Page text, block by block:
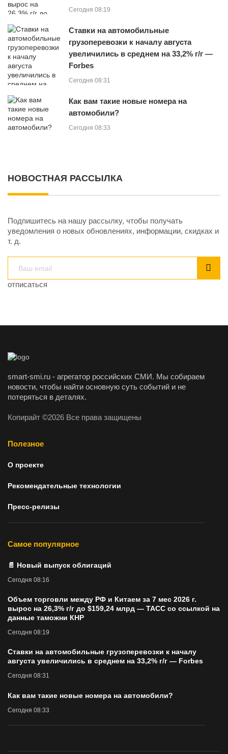
Сегодня 08:19
Cтавки на автомобильные
грузоперевозки к началу августа
увеличились в среднем на 33,2% г/г —
Forbes
Сегодня 08:31
Как вам такие новые номера на
автомобили?
Сегодня 08:33
НОВОСТНАЯ РАССЫЛКА
Подпишитесь на нашу рассылку, чтобы получать
уведомления о новых обновлениях, информации, скидках и
т. д.
отписаться
smart-smi.ru - агрегатор российских СМИ. Мы собираем
новости, чтобы найти основную суть событий и не
потеряться в деталях.
Копирайт ©2026 Все права защищены
Полезное
О проекте
Рекомендательные технологии
Пресс-релизы
Самое популярное
📄 Новый выпуск облигаций
Сегодня 08:16
Объем торговли между РФ и Китаем за 7 мес 2026 г.
вырос на 26,3% г/г до $159,24 млрд — ТАСС со ссылкой на
данные таможни КНР
Сегодня 08:19
Cтавки на автомобильные грузоперевозки к началу
августа увеличились в среднем на 33,2% г/г — Forbes
Сегодня 08:31
Как вам такие новые номера на автомобили?
Сегодня 08:33